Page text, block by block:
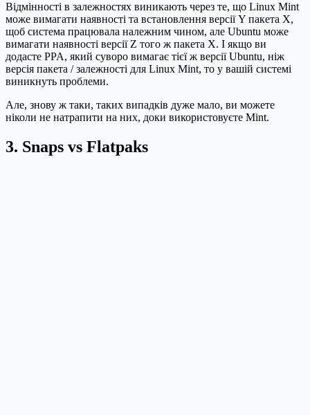
Відмінності в залежностях виникають через те, що Linux Mint
може вимагати наявності та встановлення версії Y пакета X,
щоб система працювала належним чином, але Ubuntu може
вимагати наявності версії Z того ж пакета X. І якщо ви
додасте PPA, який суворо вимагає тієї ж версії Ubuntu, ніж
версія пакета / залежності для Linux Mint, то у вашій системі
виникнуть проблеми.
Але, знову ж таки, таких випадків дуже мало, ви можете
ніколи не натрапити на них, доки використовуєте Mint.
3. Snaps vs Flatpaks